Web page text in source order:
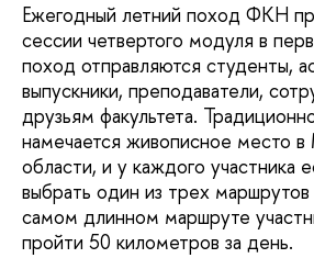
Ежегодный летний поход ФКН
сессии четвертого модуля в
поход отправляются студенты,
выпускники, преподаватели,
друзьям факультета.
намечается живописное место в
области, и у каждого участника
выбрать один из трех
самом длинном маршруте
пройти 50 километров за день.